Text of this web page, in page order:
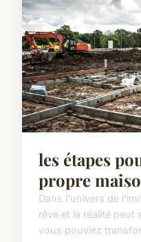
les étapes
propre
Dans l'univers de
rêve et la réalité peut
vous pouviez